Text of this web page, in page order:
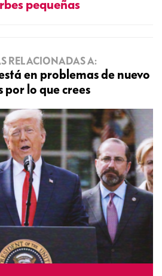
pequeñas
RELACIONADAS A:
en problemas de nuevo
por lo que crees